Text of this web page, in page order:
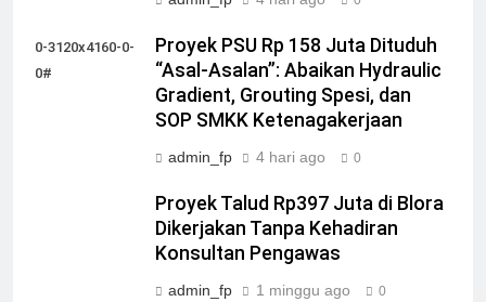
0-3120x4160-0-
0#
Proyek PSU Rp 158 Juta Dituduh
“Asal-Asalan”: Abaikan Hydraulic
Gradient, Grouting Spesi, dan
SOP SMKK Ketenagakerjaan
admin_fp 4 hari ago 0
Proyek Talud Rp397 Juta di Blora
Dikerjakan Tanpa Kehadiran
Konsultan Pengawas
admin_fp 1 minggu ago 0